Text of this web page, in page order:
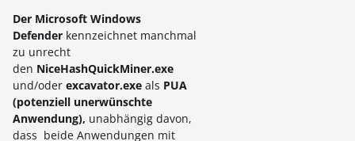
Der Microsoft Windows
Defender kennzeichnet manchmal
zu unrecht
den NiceHashQuickMiner.exe
und/oder excavator.exe als PUA
(potenziell unerwünschte
Anwendung), unabhängig davon,
dass beide Anwendungen mit